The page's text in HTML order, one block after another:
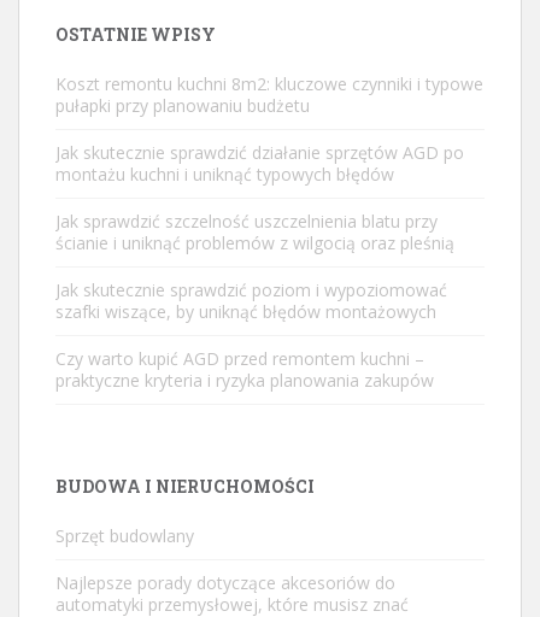
OSTATNIE WPISY
Koszt remontu kuchni 8m2: kluczowe czynniki i typowe
pułapki przy planowaniu budżetu
Jak skutecznie sprawdzić działanie sprzętów AGD po
montażu kuchni i uniknąć typowych błędów
Jak sprawdzić szczelność uszczelnienia blatu przy
ścianie i uniknąć problemów z wilgocią oraz pleśnią
Jak skutecznie sprawdzić poziom i wypoziomować
szafki wiszące, by uniknąć błędów montażowych
Czy warto kupić AGD przed remontem kuchni –
praktyczne kryteria i ryzyka planowania zakupów
BUDOWA I NIERUCHOMOŚCI
Sprzęt budowlany
Najlepsze porady dotyczące akcesoriów do
automatyki przemysłowej, które musisz znać